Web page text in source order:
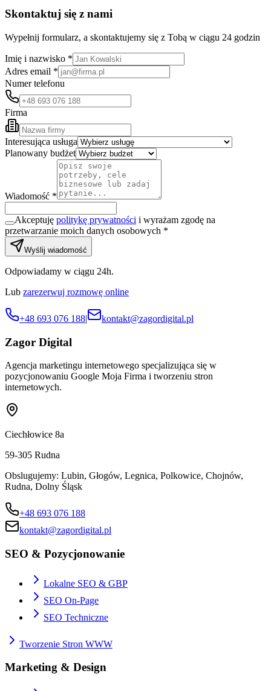
Skontaktuj się z nami
Wypełnij formularz, a skontaktujemy się z Tobą w ciągu 24 godzin
Imię i nazwisko *
Adres email *
Numer telefonu
Firma
Interesująca usługa
Planowany budżet
Wiadomość *
Akceptuję politykę prywatności i wyrażam zgodę na
przetwarzanie moich danych osobowych *
Wyślij wiadomość
Odpowiadamy w ciągu 24h.
Lub zarezerwuj rozmowę online
+48 693 076 188| kontakt@zagordigital.pl
Zagor Digital
Agencja marketingu internetowego specjalizująca się w
pozycjonowaniu Google Moja Firma i tworzeniu stron
internetowych.
Ciechłowice 8a
59-305 Rudna
Obslugujemy: Lubin, Głogów, Legnica, Polkowice, Chojnów,
Rudna, Dolny Śląsk
+48 693 076 188
kontakt@zagordigital.pl
SEO & Pozycjonowanie
Lokalne SEO & GBP
SEO On-Page
SEO Techniczne
Tworzenie Stron WWW
Marketing & Design